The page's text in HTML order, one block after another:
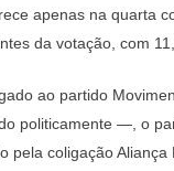
apenas na quarta
da votação, com
ao partido
politicamente —, o
pela coligação Aliança